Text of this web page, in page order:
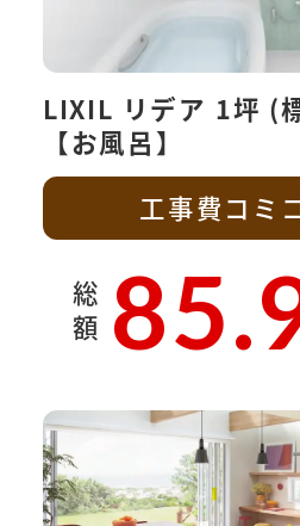
LIXIL リデア 1坪 (
【お風呂】
工事費コミ
総
額